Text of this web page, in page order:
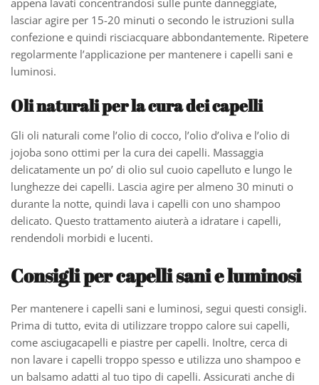
lasciar agire per 15-20 minuti o secondo le istruzioni sulla
confezione e quindi risciacquare abbondantemente. Ripetere
regolarmente l’applicazione per mantenere i capelli sani e
luminosi.
Oli naturali per la cura dei capelli
Gli oli naturali come l’olio di cocco, l’olio d’oliva e l’olio di
jojoba sono ottimi per la cura dei capelli. Massaggia
delicatamente un po’ di olio sul cuoio capelluto e lungo le
lunghezze dei capelli. Lascia agire per almeno 30 minuti o
durante la notte, quindi lava i capelli con uno shampoo
delicato. Questo trattamento aiuterà a idratare i capelli,
rendendoli morbidi e lucenti.
Consigli per capelli sani e luminosi
Per mantenere i capelli sani e luminosi, segui questi consigli.
Prima di tutto, evita di utilizzare troppo calore sui capelli,
come asciugacapelli e piastre per capelli. Inoltre, cerca di
non lavare i capelli troppo spesso e utilizza uno shampoo e
un balsamo adatti al tuo tipo di capelli. Assicurati anche di